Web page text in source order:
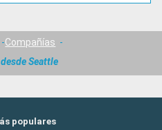
Compañías
Seattle
populares